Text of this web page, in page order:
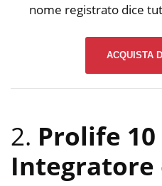
nome registrato dice
ACQUISTA
2. Prolife
Integratore